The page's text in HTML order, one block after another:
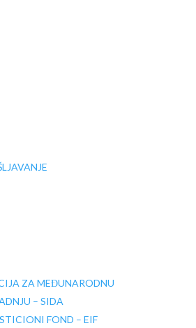
ZA MEĐUNARODNU
– SIDA
FOND – EIF